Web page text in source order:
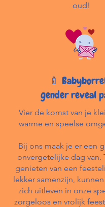
oud!
🍼
gender reveal
Vier de komst van je
warme en speelse
Bij ons maak je er een
onvergetelijke dag van.
genieten van een
lekker samenzijn,
zich uitleven in onze
zorgeloos en vrolijk